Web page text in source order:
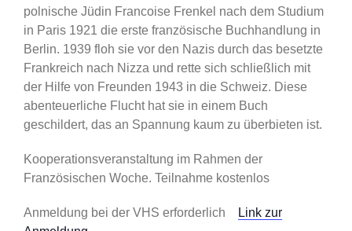
polnische Jüdin Francoise Frenkel nach dem Studium
in Paris 1921 die erste französische Buchhandlung in
Berlin. 1939 floh sie vor den Nazis durch das besetzte
Frankreich nach Nizza und rette sich schließlich mit
der Hilfe von Freunden 1943 in die Schweiz. Diese
abenteuerliche Flucht hat sie in einem Buch
geschildert, das an Spannung kaum zu überbieten ist.
Kooperationsveranstaltung im Rahmen der
Französischen Woche. Teilnahme kostenlos
Anmeldung bei der VHS erforderlich
Link zur